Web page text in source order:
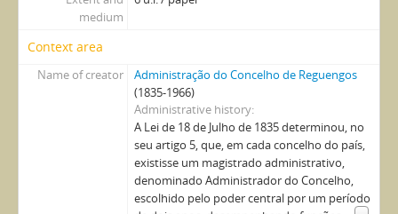
medium
Context area
Name of creator
Administração do Concelho de Reguengos
(1835-1966)
Administrative history
A Lei de 18 de Julho de 1835 determinou, no
seu artigo 5, que, em cada concelho do país,
existisse um magistrado administrativo,
denominado Administrador do Concelho,
escolhido pelo poder central por um período